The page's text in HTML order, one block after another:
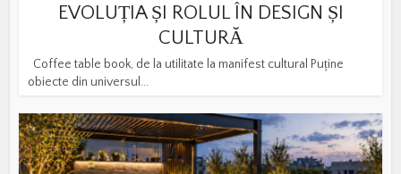
EVOLUȚIA ȘI ROLUL ÎN DESIGN ȘI
CULTURĂ
Coffee table book, de la utilitate la manifest cultural Puține
obiecte din universul...